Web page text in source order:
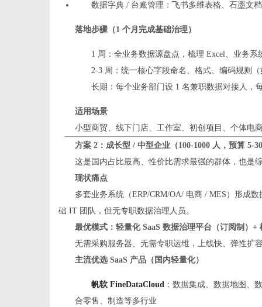
数据字典 / 台账管理：飞书多维表格、石墨文
落地步骤（1 个月完成基础治理）
1 周：全业务数据源盘点，梳理 Excel、业务系
2-3 周：统一核心字段命名、格式、编码规则
长期：每个业务部门设 1 名兼职数据对接人，
适用场景
小型商贸、线下门店、工作室、初创项目、个体电
方案 2：成长型 / 中型企业（100-1000 人，预算 5-
这是国内占比最高、性价比需求最强的群体，也是
现状痛点
多套业务系统（ERP/CRM/OA/ 电商 / MES）形成
础 IT 团队，但无专职数据治理人员。
最优模式：轻量化 SaaS 数据治理平台（订阅制）
无需采购服务器、无需专职运维，上线快、弹性扩
主流优选 SaaS 产品（国内轻量化）
帆软 FineDataCloud ：数据集成、数据地图、
合零售、制造等多行业